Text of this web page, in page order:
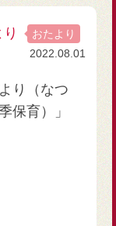
おたより
2022.08.01
り（なつ
保育）」